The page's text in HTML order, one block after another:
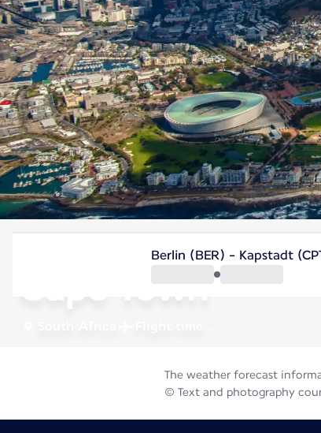
Cape Town
Berlin (BER) - Kapstadt
The weather forecast
© Text and photography